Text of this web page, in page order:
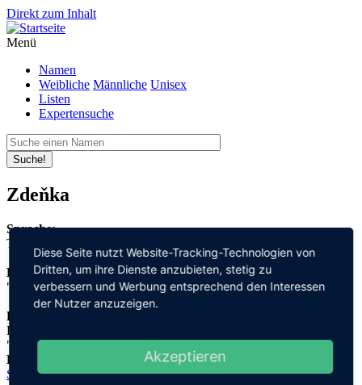
Direkt zum Inhalt
Menü
Namen
Weibliche Männliche Unisex
Listen
Expertensuche
Suche!
Zdeňka
Sprache:
Tschechisch
Bedeutung:
"aus Sidon"
Herleitung:
Latein,
"sidonicus"
Herkunftsname:
Sidonius
Diese Seite nutzt Website-Tracking-Technologien von
Dritten, um ihre Dienste anzubieten, stetig zu
verbessern und Werbung entsprechend den Interessen
der Nutzer anzuzeigen.
Akzeptieren